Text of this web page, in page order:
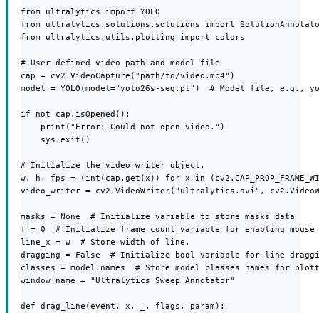
from ultralytics import YOLO
from ultralytics.solutions.solutions import
from ultralytics.utils.plotting import colors
# User defined video path and model file
cap = cv2.VideoCapture("path/to/video.mp4")
model = YOLO(model="yolo26s-seg.pt")  # Model file, e.g.,
if not cap.isOpened():
    print("Error: Could not open video.")
    sys.exit()
# Initialize the video writer object.
w, h, fps = (int(cap.get(x)) for x in
video_writer = cv2.VideoWriter("ultralytics.avi",
masks = None  # Initialize variable to store masks data
f = 0  # Initialize frame count variable for enabling mouse
line_x = w  # Store width of line.
dragging = False  # Initialize bool variable for line
classes = model.names  # Store model classes names for
window_name = "Ultralytics Sweep Annotator"
def drag_line(event, x, _, flags, param):